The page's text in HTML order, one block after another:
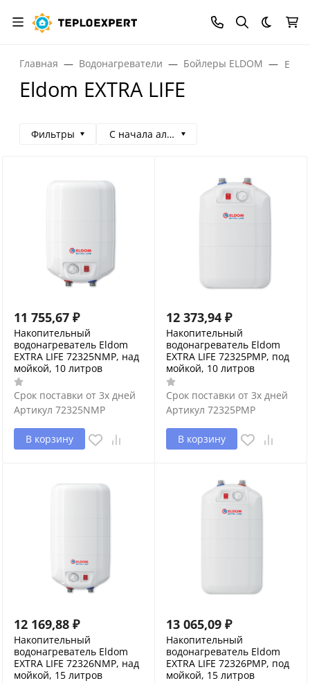
Темная
Главная Водонагреватели Бойлеры ELDOM
Eldom EXTRA LIFE
Фильтры С начала алфавита
11 755,67 ₽
Накопительный
водонагреватель Eldom
EXTRA LIFE 72325NMP, над
мойкой, 10 литров
Срок поставки от 3х дней
Артикул 72325NMP
В корзину
12 373,94 ₽
Накопительный
водонагреватель Eldom
EXTRA LIFE 72325PMP, под
мойкой, 10 литров
Срок поставки от 3х дней
Артикул 72325PMP
В корзину
12 169,88 ₽
Накопительный
водонагреватель Eldom
EXTRA LIFE 72326NMP, над
мойкой, 15 литров
13 065,09 ₽
Накопительный
водонагреватель Eldom
EXTRA LIFE 72326PMP, под
мойкой, 15 литров